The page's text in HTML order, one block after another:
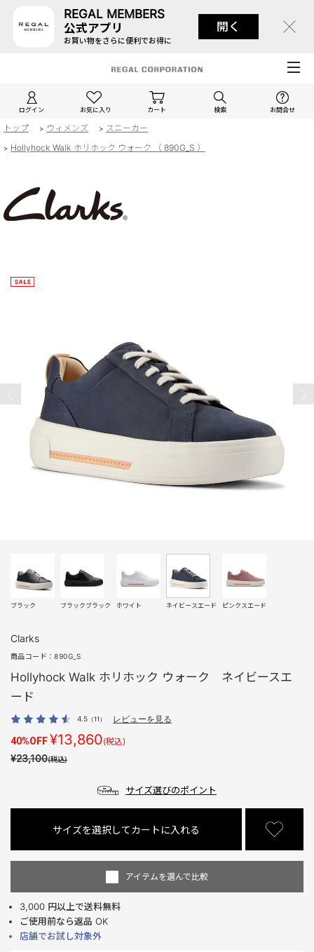
REGAL MEMBERS
公式アプリ
お買い物をさらに便利でお得に
開く
ログイン お気に入り カート 検索 お問合せ
トップ > ウィメンズ > スニーカー
> Hollyhock Walk ホリホック ウォーク （ 890G_S ）
ブラック ブラックブラック ホワイト ネイビースエード ピンクスエード
Clarks
商品コード：890G_S
Hollyhock Walk ホリホック ウォーク ネイビースエ
ード
4.5 （11） レビューを見る
40%OFF¥13,860(税込)
¥23,100(税込)
サイズ選びのポイント
サイズを選択してカートに入れる
アイテムを選んで比較
3,000 円以上で送料無料
ご使用前なら返品 OK
店舗でお試し対象外